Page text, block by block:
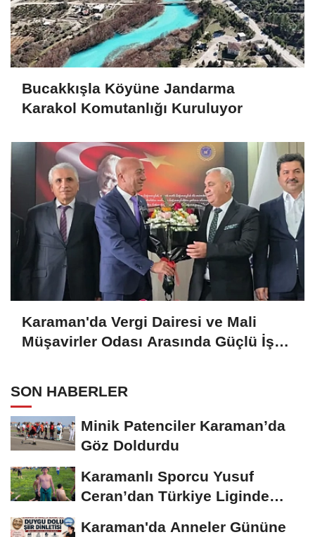
Bucakkışla Köyüne Jandarma
Karakol Komutanlığı Kuruluyor
Karaman'da Vergi Dairesi ve Mali
Müşavirler Odası Arasında Güçlü İş
SON HABERLER
Minik Patenciler Karaman’da
Göz Doldurdu
Karamanlı Sporcu Yusuf
Ceran’dan Türkiye Liginde
Karaman'da Anneler Gününe